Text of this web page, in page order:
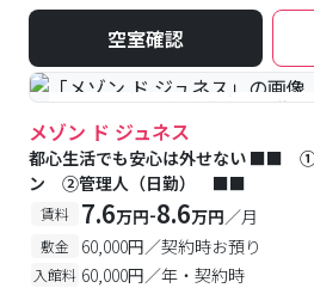
空室確認
#女性専用 #予約受付中 #空室待ち
メゾン ド ジュネス
都心生活でも安心は外せない ■■ ①
ン ②管理人（日勤） ■■
賃料 7.6万円-8.6万円／月
敷金 60,000円／契約時お預り
入館料 60,000円／年・契約時